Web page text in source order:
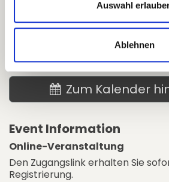
Auswahl
Ablehnen
Date & Time
Montag, 8. Juni 2026
18:00
19:00(Europe/
Zum Kalender
Event Information
Online-Veranstaltung
Den Zugangslink erhalten Sie
Registrierung.